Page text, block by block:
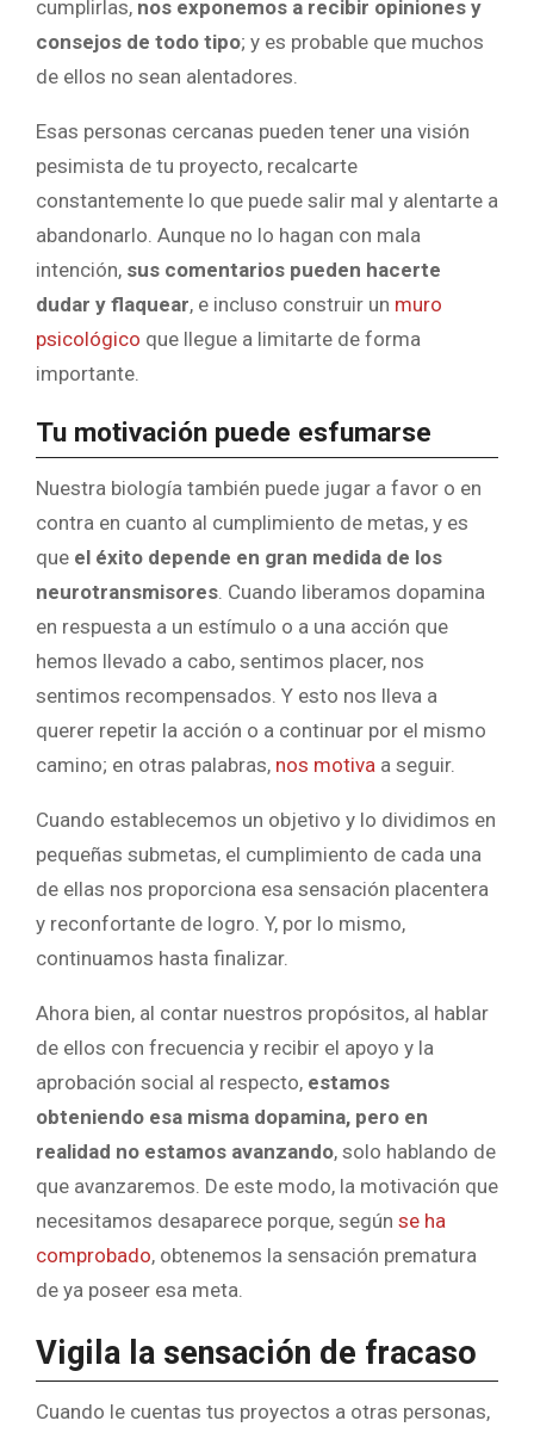
cumplirlas, nos exponemos a recibir opiniones y
consejos de todo tipo; y es probable que muchos
de ellos no sean alentadores.
Esas personas cercanas pueden tener una visión
pesimista de tu proyecto, recalcarte
constantemente lo que puede salir mal y alentarte a
abandonarlo. Aunque no lo hagan con mala
intención, sus comentarios pueden hacerte
dudar y flaquear, e incluso construir un muro
psicológico que llegue a limitarte de forma
importante.
Tu motivación puede esfumarse
Nuestra biología también puede jugar a favor o en
contra en cuanto al cumplimiento de metas, y es
que el éxito depende en gran medida de los
neurotransmisores . Cuando liberamos dopamina
en respuesta a un estímulo o a una acción que
hemos llevado a cabo, sentimos placer, nos
sentimos recompensados. Y esto nos lleva a
querer repetir la acción o a continuar por el mismo
camino; en otras palabras, nos motiva a seguir.
Cuando establecemos un objetivo y lo dividimos en
pequeñas submetas, el cumplimiento de cada una
de ellas nos proporciona esa sensación placentera
y reconfortante de logro. Y, por lo mismo,
continuamos hasta finalizar.
Ahora bien, al contar nuestros propósitos, al hablar
de ellos con frecuencia y recibir el apoyo y la
aprobación social al respecto, estamos
obteniendo esa misma dopamina, pero en
realidad no estamos avanzando, solo hablando de
que avanzaremos. De este modo, la motivación que
necesitamos desaparece porque, según se ha
comprobado, obtenemos la sensación prematura
de ya poseer esa meta.
Vigila la sensación de fracaso
Cuando le cuentas tus proyectos a otras personas,